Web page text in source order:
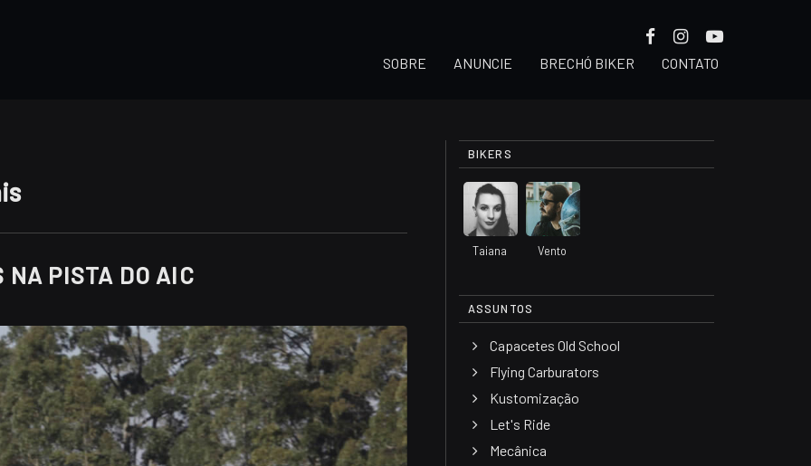
SOBRE ANUNCIE BRECHÓ BIKER CONTATO
NA PISTA DO AIC
BIKERS
Taiana Vento
ASSUNTOS
Capacetes Old School
Flying Carburators
Kustomização
Let's Ride
Mecânica